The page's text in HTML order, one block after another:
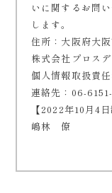
いに関するお問
します。
住所：大阪府大
株式会社プロス
個人情報取扱責
連絡先：06-
【2022年10月4日
嶋林 僚